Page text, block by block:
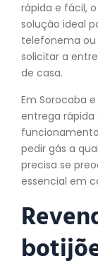
rápida e fácil,
solução ideal
telefonema ou
solicitar a
de casa.
Em Sorocaba
entrega rápida
pedir gás a
precisa se
essencial em